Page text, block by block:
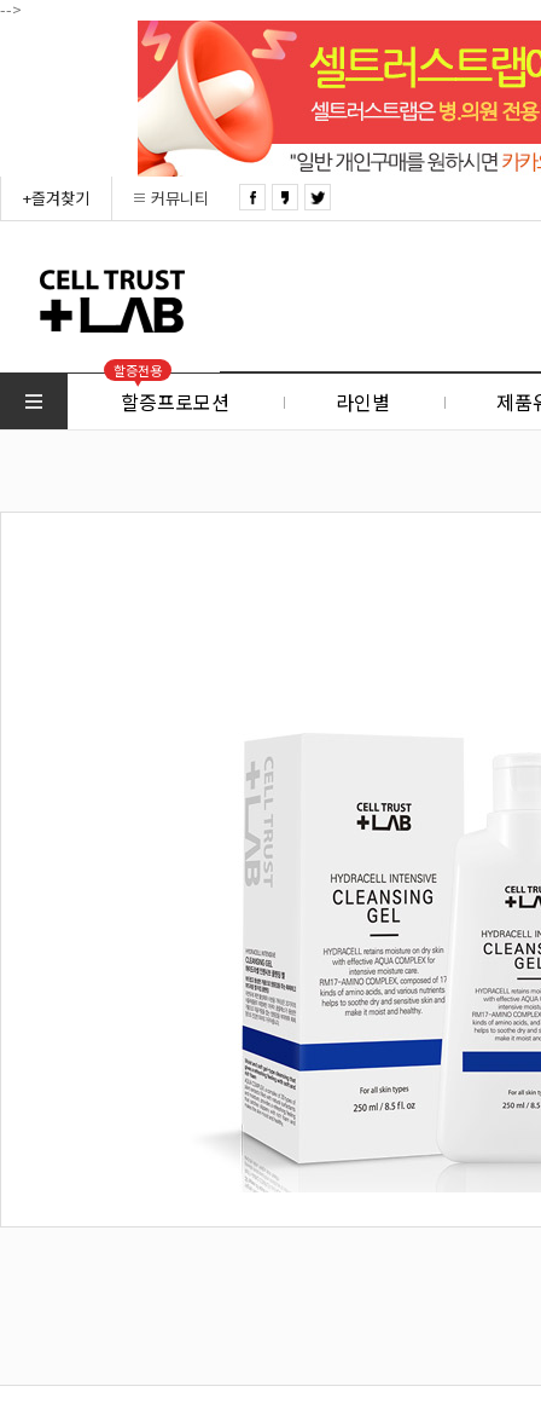
-->
+즐겨찾기 커뮤니티
할증전용
할증프로모션 라인별 제품